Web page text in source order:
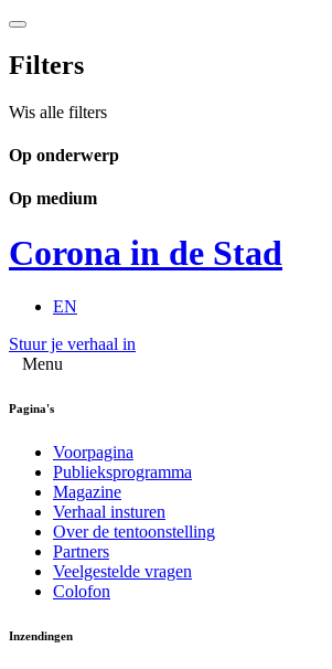
Filters
Wis alle filters
Op onderwerp
Op medium
Corona in de Stad
EN
Stuur je verhaal in
Menu
Pagina's
Voorpagina
Publieksprogramma
Magazine
Verhaal insturen
Over de tentoonstelling
Partners
Veelgestelde vragen
Colofon
Inzendingen